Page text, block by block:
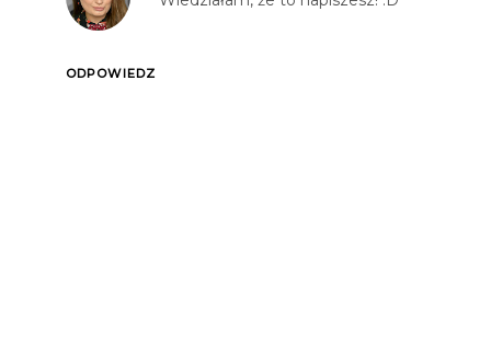
ODPOWIEDZ